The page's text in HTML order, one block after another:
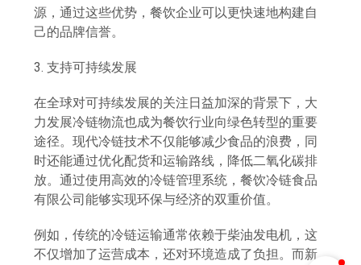
源，通过这些优势，餐饮企业可以更快速地构建自
己的品牌信誉。
3. 支持可持续发展
在全球对可持续发展的关注日益加深的背景下，大
力发展冷链物流也成为餐饮行业向绿色转型的重要
途径。现代冷链技术不仅能够减少食品的浪费，同
时还能通过优化配货和运输路线，降低二氧化碳排
放。通过使用高效的冷链管理系统，餐饮冷链食品
有限公司能够实现环保与经济的双重价值。
例如，传统的冷链运输通常依赖于柴油发电机，这
不仅增加了运营成本，还对环境造成了负担。而新